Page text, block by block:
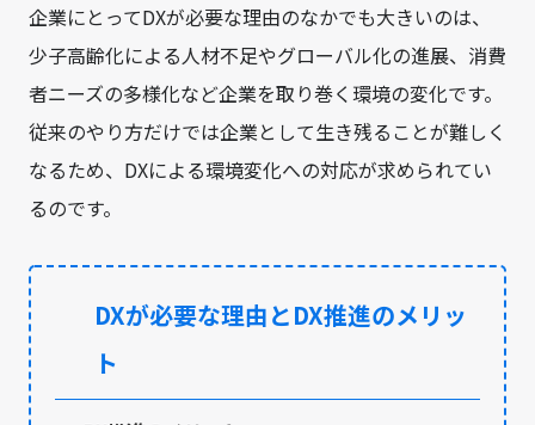
企業にとってDXが必要な理由のなかでも大きいのは、
少子高齢化による人材不足やグローバル化の進展、消費
者ニーズの多様化など企業を取り巻く環境の変化です。
従来のやり方だけでは企業として生き残ることが難しく
なるため、DXによる環境変化への対応が求められてい
るのです。
DXが必要な理由とDX推進のメリッ
ト